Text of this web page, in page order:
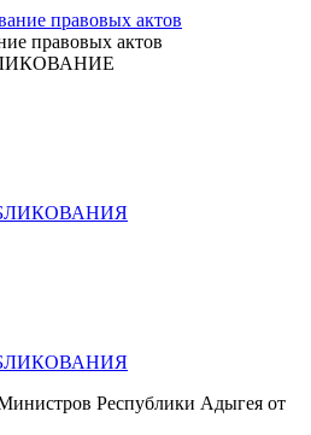
правовых актов
Республики Адыгея от